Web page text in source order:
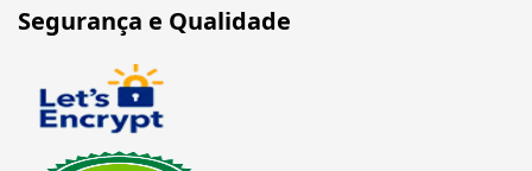
Segurança e Qualidade